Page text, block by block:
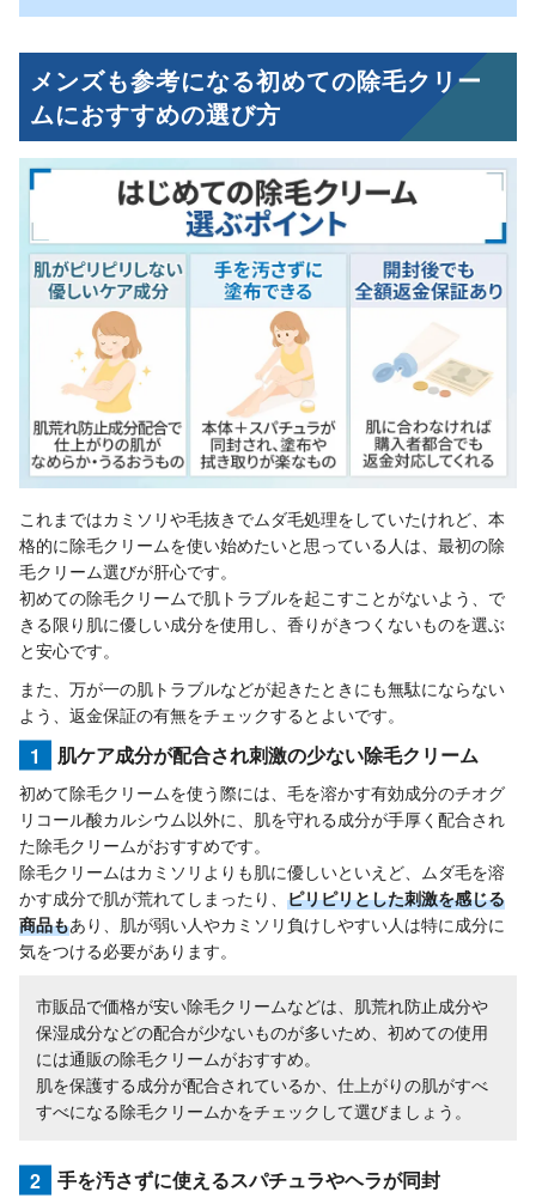
メンズも参考になる初めての除毛クリー
ムにおすすめの選び方
これまではカミソリや毛抜きでムダ毛処理をしていたけれど、本
格的に除毛クリームを使い始めたいと思っている人は、最初の除
毛クリーム選びが肝心です。
初めての除毛クリームで肌トラブルを起こすことがないよう、で
きる限り肌に優しい成分を使用し、香りがきつくないものを選ぶ
と安心です。
また、万が一の肌トラブルなどが起きたときにも無駄にならない
よう、返金保証の有無をチェックするとよいです。
1 肌ケア成分が配合され刺激の少ない除毛クリーム
初めて除毛クリームを使う際には、毛を溶かす有効成分のチオグ
リコール酸カルシウム以外に、肌を守れる成分が手厚く配合され
た除毛クリームがおすすめです。
除毛クリームはカミソリよりも肌に優しいといえど、ムダ毛を溶
かす成分で肌が荒れてしまったり、 ピリピリとした刺激を感じる
商品もあり、肌が弱い人やカミソリ負けしやすい人は特に成分に
気をつける必要があります。
市販品で価格が安い除毛クリームなどは、肌荒れ防止成分や
保湿成分などの配合が少ないものが多いため、初めての使用
には通販の除毛クリームがおすすめ。
肌を保護する成分が配合されているか、仕上がりの肌がすべ
すべになる除毛クリームかをチェックして選びましょう。
2 手を汚さずに使えるスパチュラやヘラが同封